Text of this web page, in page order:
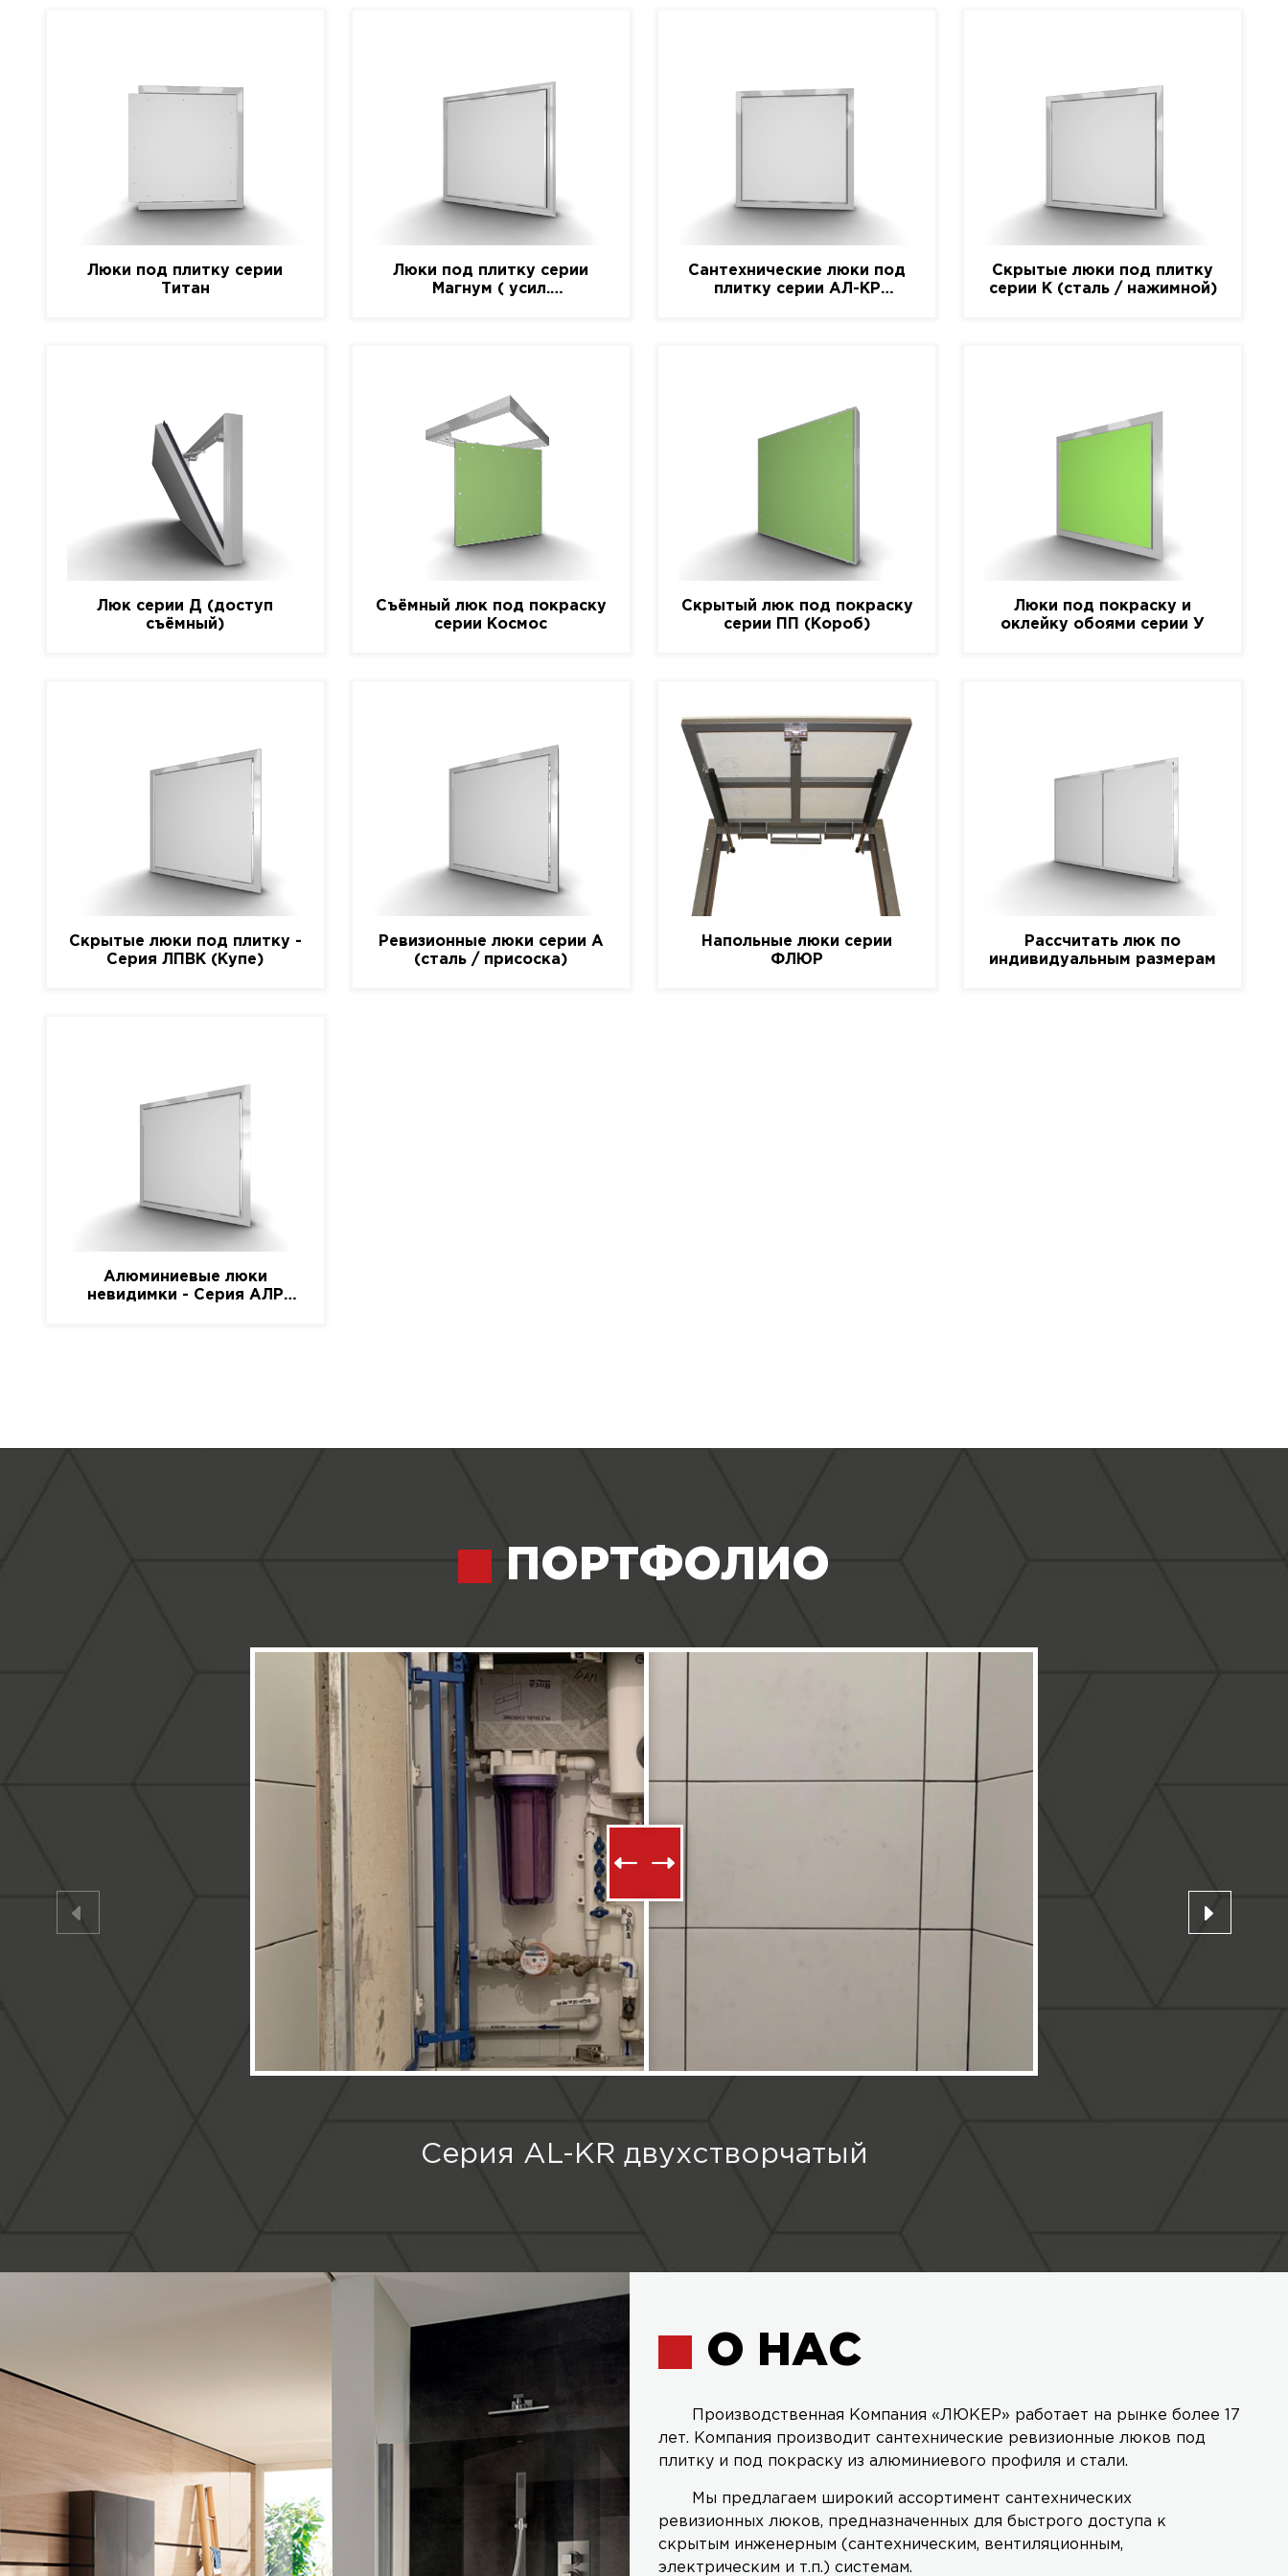
Люки под плитку серии
Титан
Люки под плитку серии
Магнум ( усил.
Сантехнические люки под
плитку серии АЛ-КР
Скрытые люки под плитку
серии K (сталь / нажимной)
Люк серии Д (доступ
съёмный)
Съёмный люк под покраску
серии Космос
Скрытый люк под покраску
серии ПП (Короб)
Люки под покраску и
оклейку обоями серии У
Скрытые люки под плитку -
Серия ЛПВК (Купе)
Ревизионные люки серии A
(сталь / присоска)
Напольные люки серии
ФЛЮР
Рассчитать люк по
индивидуальным размерам
Алюминиевые люки
невидимки - Серия АЛР
ПОРТФОЛИО
Серия AL-KR двухстворчатый
О НАС
Производственная Компания «ЛЮКЕР» работает на рынке более 17
лет. Компания производит сантехнические ревизионные люков под
плитку и под покраску из алюминиевого профиля и стали.
Мы предлагаем широкий ассортимент сантехнических
ревизионных люков, предназначенных для быстрого доступа к
скрытым инженерным (сантехническим, вентиляционным,
электрическим и т.п.) системам.